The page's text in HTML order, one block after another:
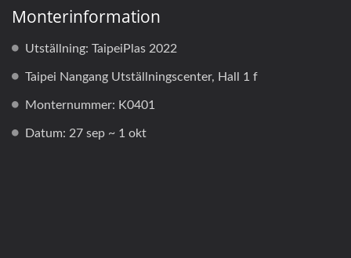
Monterinformation
Utställning: TaipeiPlas 2022
Taipei Nangang Utställningscenter, Hall 1 f
Monternummer: K0401
Datum: 27 sep ~ 1 okt